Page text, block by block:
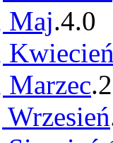
Maj.4.0
Kwiecień
Marzec.2
Wrzesień